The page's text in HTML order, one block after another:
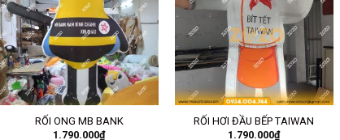
RỐI ONG MB BANK
1.790.000₫
RỐI HƠI ĐẦU BẾP TAIWAN
1.790.000₫